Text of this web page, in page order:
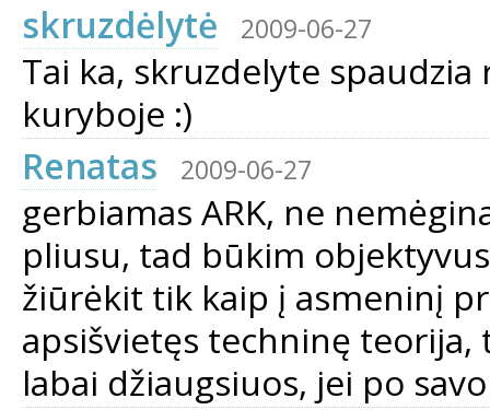
skruzdėlytė
2009-06-27
Tai ka, skruzdelyte
kuryboje :)
Renatas
2009-06-27
gerbiamas ARK, ne
pliusu, tad būkim
žiūrėkit tik kaip į asmeninį
apsišvietęs techninę
labai džiaugsiuos, jei po